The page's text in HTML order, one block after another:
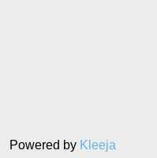
Powered by Kleeja